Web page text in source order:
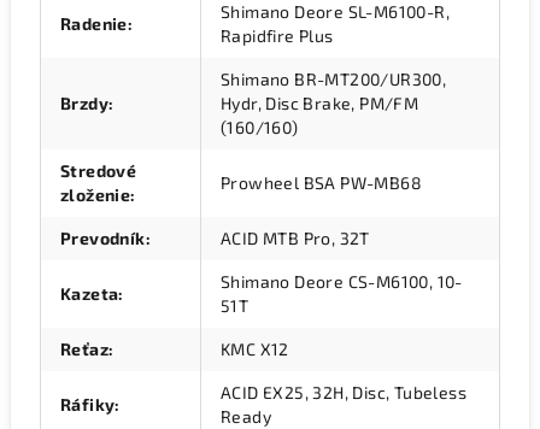
Radenie:
Shimano Deore SL-M6100-R,
Rapidfire Plus
Brzdy:
Shimano BR-MT200/UR300,
Hydr, Disc Brake, PM/FM
(160/160)
Stredové
zloženie:
Prowheel BSA PW-MB68
Prevodník: ACID MTB Pro, 32T
Kazeta:
Shimano Deore CS-M6100, 10-
51T
Reťaz: KMC X12
Ráfiky:
ACID EX25, 32H, Disc, Tubeless
Ready